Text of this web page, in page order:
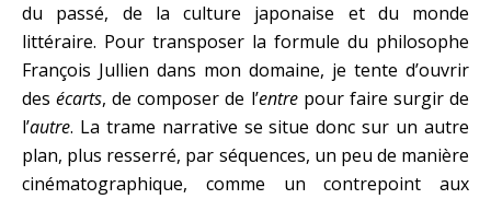
du passé, de la culture japonaise et du monde
littéraire. Pour transposer la formule du philosophe
François Jullien dans mon domaine, je tente d’ouvrir
desécarts, de composer de l’entrepour faire surgir de
l’autre. La trame narrative se situe donc sur un autre
plan, plus resserré, par séquences, un peu de manière
cinématographique, comme un contrepoint aux